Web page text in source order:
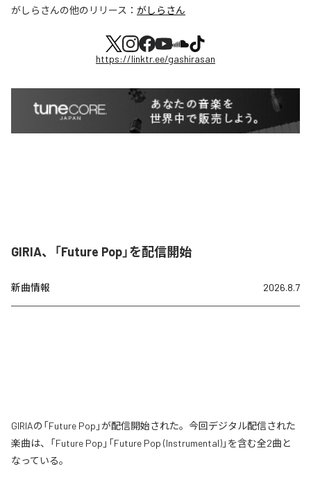
がしらさんの他のリリース： がしらさん
https://linktr.ee/gashirasan
GIRIA、「Future Pop」を配信開始
新曲情報 2026.8.7
GIRIAの「Future Pop」が配信開始された。今回デジタル配信された
楽曲は、「Future Pop」「Future Pop (Instrumental)」を含む全2曲と
なっている。